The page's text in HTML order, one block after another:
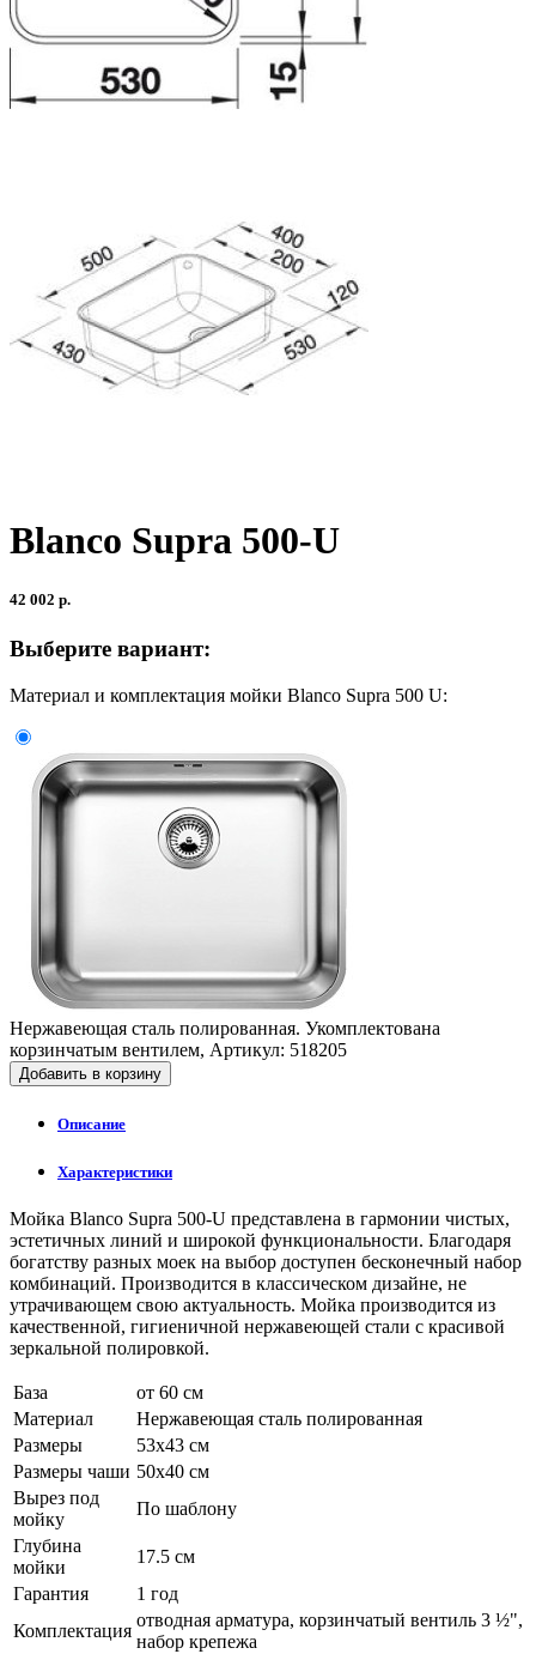
Blanco Supra 500-U
42 002 р.
Выберите вариант:
Материал и комплектация мойки Blanco Supra 500 U:
Нержавеющая сталь полированная. Укомплектована
корзинчатым вентилем, Артикул: 518205
Добавить в корзину
Описание
Характеристики
Мойка Blanco Supra 500-U представлена в гармонии чистых,
эстетичных линий и широкой функциональности. Благодаря
богатству разных моек на выбор доступен бесконечный набор
комбинаций. Производится в классическом дизайне, не
утрачивающем свою актуальность. Мойка производится из
качественной, гигиеничной нержавеющей стали с красивой
зеркальной полировкой.
База
от 60 см
Материал
Нержавеющая сталь полированная
Размеры
53х43 см
Размеры чаши 50x40 см
Вырез под
мойку
По шаблону
Глубина
мойки
17.5 см
Гарантия
1 год
Комплектация
отводная арматура, корзинчатый вентиль 3 ½",
набор крепежа